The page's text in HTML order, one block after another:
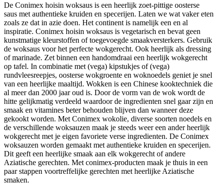
De Conimex hoisin woksaus is een heerlijk zoet-pittige oosterse
saus met authentieke kruiden en specerijen. Laten we wat vaker eten
zoals ze dat in azie doen. Het continent is namelijk een en al
inspiratie. Conimex hoisin woksaus is vegetarisch en bevat geen
kunstmatige kleurstoffen of toegevoegde smaakversterkers. Gebruik
de woksaus voor het perfecte wokgerecht. Ook heerlijk als dressing
of marinade. Zet binnen een handomdraai een heerlijk wokgerecht
op tafel. In combinatie met (vega) kipstukjes of (vega)
rundvleesreepjes, oosterse wokgroente en woknoedels geniet je snel
van een heerlijke maaltijd. Wokken is een Chinese kooktechniek die
al meer dan 2000 jaar oud is. Door de vorm van de wok wordt de
hitte gelijkmatig verdeeld waardoor de ingredienten snel gaar zijn en
smaak en vitamines beter behouden blijven dan wanneer deze
gekookt worden. Met Conimex wokolie, diverse soorten noedels en
de verschillende woksauzen maak je steeds weer een ander heerlijk
wokgerecht met je eigen favoriete verse ingredienten. De Conimex
woksauzen worden gemaakt met authentieke kruiden en specerijen.
Dit geeft een heerlijke smaak aan elk wokgerecht of andere
Aziatische gerechten. Met conimex-producten maak je thuis in een
paar stappen voortreffelijke gerechten met heerlijke Aziatische
smaken.